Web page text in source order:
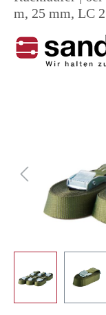
m, 25 mm, LC